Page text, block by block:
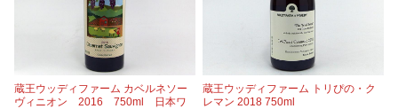
蔵王ウッディファーム カベルネソー
ヴィニオン 2016 750ml 日本ワ
蔵王ウッディファーム トリぴの・ク
レマン 2018 750ml